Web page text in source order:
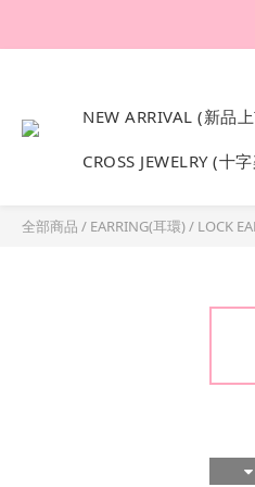
NEW ARRIVAL (新品
CROSS JEWELRY (十
全部商品 / EARRING(耳環)/ LOCK